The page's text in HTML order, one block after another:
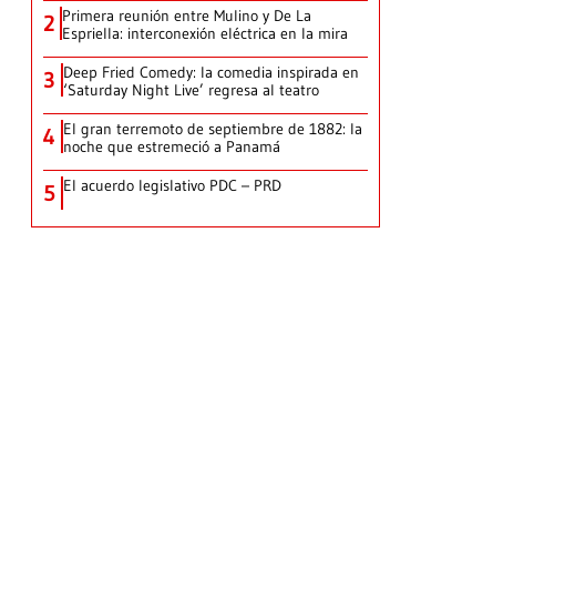
2 Primera reunión entre Mulino y De La
Espriella: interconexión eléctrica en la mira
3 Deep Fried Comedy: la comedia inspirada en
‘Saturday Night Live’ regresa al teatro
4 El gran terremoto de septiembre de 1882: la
noche que estremeció a Panamá
5 El acuerdo legislativo PDC – PRD